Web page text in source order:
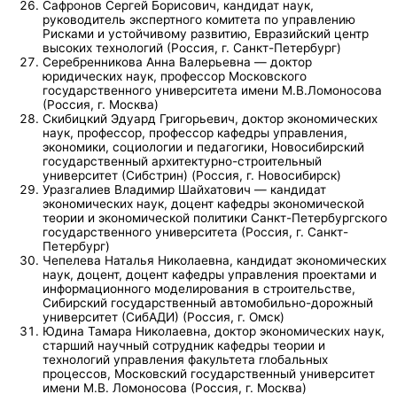
Сафронов Сергей Борисович, кандидат наук,
руководитель экспертного комитета по управлению
Рисками и устойчивому развитию, Евразийский центр
высоких технологий (Россия, г. Санкт-Петербург)
Серебренникова Анна Валерьевна — доктор
юридических наук, профессор Московского
государственного университета имени М.В.Ломоносова
(Россия, г. Москва)
Скибицкий Эдуард Григорьевич, доктор экономических
наук, профессор, профессор кафедры управления,
экономики, социологии и педагогики, Новосибирский
государственный архитектурно-строительный
университет (Сибстрин) (Россия, г. Новосибирск)
Уразгалиев Владимир Шайхатович — кандидат
экономических наук, доцент кафедры экономической
теории и экономической политики Санкт-Петербургского
государственного университета (Россия, г. Санкт-
Петербург)
Чепелева Наталья Николаевна, кандидат экономических
наук, доцент, доцент кафедры управления проектами и
информационного моделирования в строительстве,
Сибирский государственный автомобильно-дорожный
университет (СибАДИ) (Россия, г. Омск)
Юдина Тамара Николаевна, доктор экономических наук,
старший научный сотрудник кафедры теории и
технологий управления факультета глобальных
процессов, Московский государственный университет
имени М.В. Ломоносова (Россия, г. Москва)